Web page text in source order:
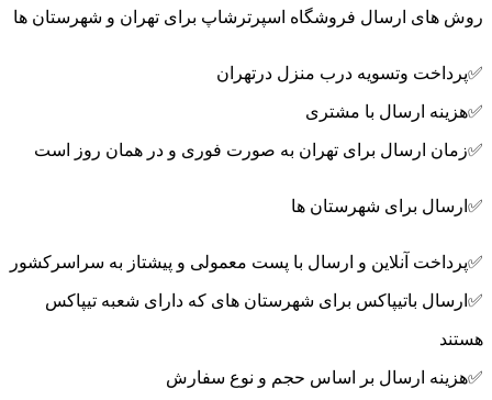
روش های ارسال فروشگاه اسپرترشاپ برای تهران و شهرستان ها
✅پرداخت وتسویه درب منزل درتهران
✅هزینه ارسال با مشتری
✅زمان ارسال برای تهران به صورت فوری و در همان روز است
✅ارسال برای شهرستان ها
✅پرداخت آنلاین و ارسال با پست معمولی و پیشتاز به سراسرکشور
✅ارسال باتیپاکس برای شهرستان های که دارای شعبه تیپاکس
هستند
✅هزینه ارسال بر اساس حجم و نوع سفارش